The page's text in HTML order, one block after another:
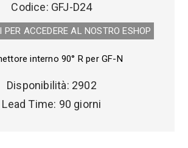
Codice: GFJ-D24
PER ACCEDERE AL NOSTRO E­SHOP
interno 90° R per GF-N
Disponibilità: 2902
Lead Time: 90 giorni